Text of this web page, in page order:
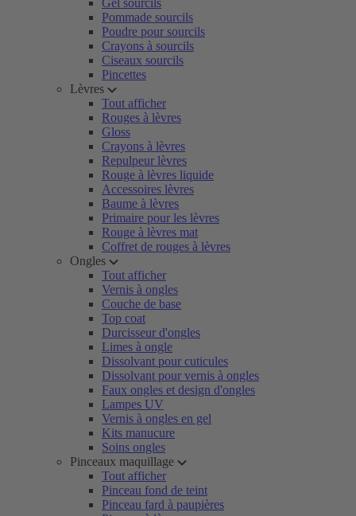
Gel sourcils
Pommade sourcils
Poudre pour sourcils
Crayons à sourcils
Ciseaux sourcils
Pincettes
Lèvres
Tout afficher
Rouges à lèvres
Gloss
Crayons à lèvres
Repulpeur lèvres
Rouge à lèvres liquide
Accessoires lèvres
Baume à lèvres
Primaire pour les lèvres
Rouge à lèvres mat
Coffret de rouges à lèvres
Ongles
Tout afficher
Vernis à ongles
Couche de base
Top coat
Durcisseur d'ongles
Limes à ongle
Dissolvant pour cuticules
Dissolvant pour vernis à ongles
Faux ongles et design d'ongles
Lampes UV
Vernis à ongles en gel
Kits manucure
Soins ongles
Pinceaux maquillage
Tout afficher
Pinceau fond de teint
Pinceau fard à paupières